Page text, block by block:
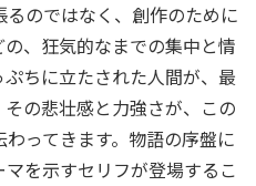
のではなく、創作のために
、狂気的なまでの集中と情
ちに立たされた人間が、最
の悲壮感と力強さが、この
ってきます。物語の序盤に
を示すセリフが登場するこ